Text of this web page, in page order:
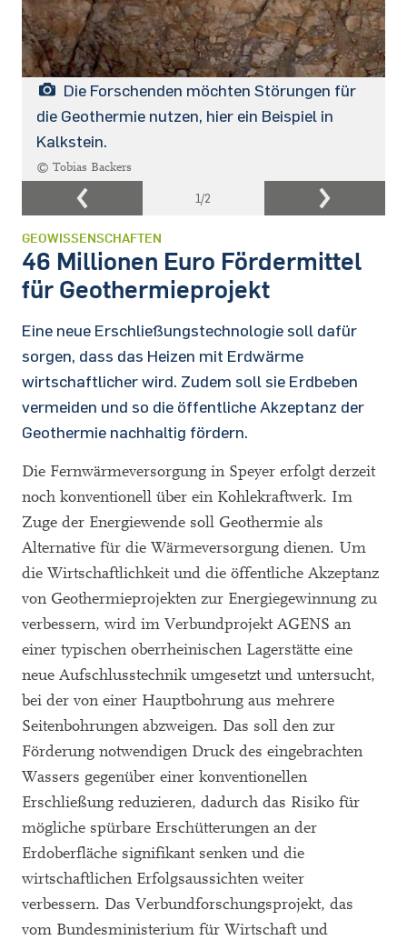
Die Forschenden möchten Störungen für
die Geothermie nutzen, hier ein Beispiel in
Kalkstein.
© Tobias Backers
1/2
GEOWISSENSCHAFTEN
46 Millionen Euro Fördermittel
für Geothermieprojekt
Eine neue Erschließungstechnologie soll dafür
sorgen, dass das Heizen mit Erdwärme
wirtschaftlicher wird. Zudem soll sie Erdbeben
vermeiden und so die öffentliche Akzeptanz der
Geothermie nachhaltig fördern.
Die Fernwärmeversorgung in Speyer erfolgt derzeit
noch konventionell über ein Kohlekraftwerk. Im
Zuge der Energiewende soll Geothermie als
Alternative für die Wärmeversorgung dienen. Um
die Wirtschaftlichkeit und die öffentliche Akzeptanz
von Geothermieprojekten zur Energiegewinnung zu
verbessern, wird im Verbundprojekt AGENS an
einer typischen oberrheinischen Lagerstätte eine
neue Aufschlusstechnik umgesetzt und untersucht,
bei der von einer Hauptbohrung aus mehrere
Seitenbohrungen abzweigen. Das soll den zur
Förderung notwendigen Druck des eingebrachten
Wassers gegenüber einer konventionellen
Erschließung reduzieren, dadurch das Risiko für
mögliche spürbare Erschütterungen an der
Erdoberfläche signifikant senken und die
wirtschaftlichen Erfolgsaussichten weiter
verbessern. Das Verbundforschungsprojekt, das
vom Bundesministerium für Wirtschaft und